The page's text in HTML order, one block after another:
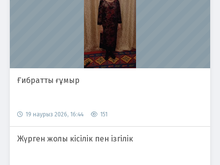
Ғибратты ғұмыр
19 наурыз 2026, 16:44 151
Жүрген жолы кісілік пен ізгілік